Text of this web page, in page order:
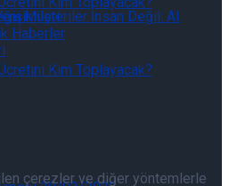
Müşteriler İnsan Değil: AI
Kim Toplayacak?
Müşteriler İnsan Değil: AI
Haberler
çerezler ve diğer yöntemlerle